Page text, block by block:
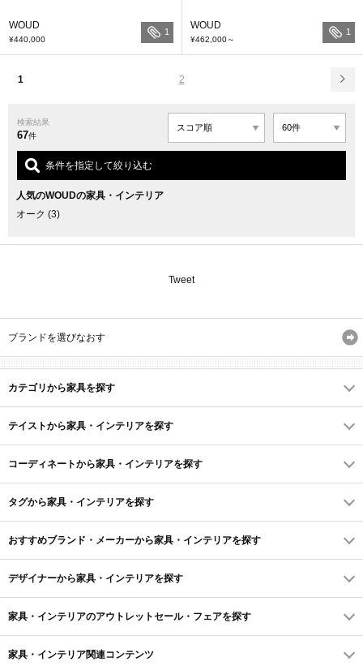
WOUD
¥440,000
1
WOUD
¥462,000～
1
1 2
検索結果
67件
条件を指定して絞り込む
人気のWOUDの家具・インテリア
オーク (3)
Tweet
ブランドを選びなおす
カテゴリから家具を探す
テイストから家具・インテリアを探す
コーディネートから家具・インテリアを探す
タグから家具・インテリアを探す
おすすめブランド・メーカーから家具・インテリアを探す
デザイナーから家具・インテリアを探す
家具・インテリアのアウトレットセール・フェアを探す
家具・インテリア関連コンテンツ